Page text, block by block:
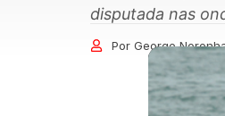
disputada nas
Por George